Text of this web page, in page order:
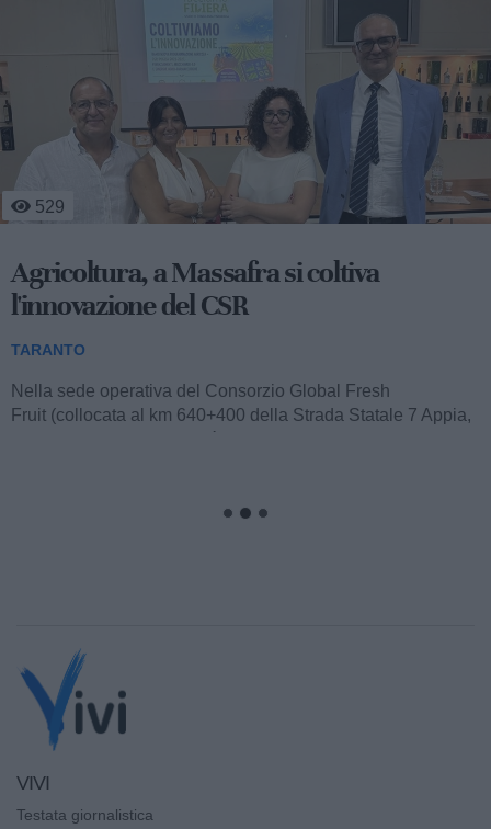
529
Agricoltura, a Massafra si coltiva
l'innovazione del CSR
TARANTO
Nella sede operativa del Consorzio Global Fresh
Fruit (collocata al km 640+400 della Strada Statale 7 Appia,
VIVI
Testata giornalistica